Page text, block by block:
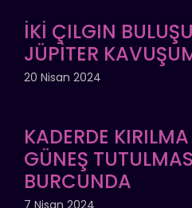
İKİ ÇILGIN
JÜPİTER
20 Nisan 2024
KADERDE
GÜNEŞ
BURCUNDA
7 Nisan 2024